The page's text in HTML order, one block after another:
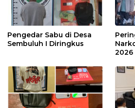
Pengedar Sabu di Desa
Sembuluh I Diringkus
2026